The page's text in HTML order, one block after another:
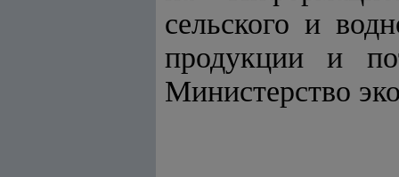
сельского и
продукции и
Министерство